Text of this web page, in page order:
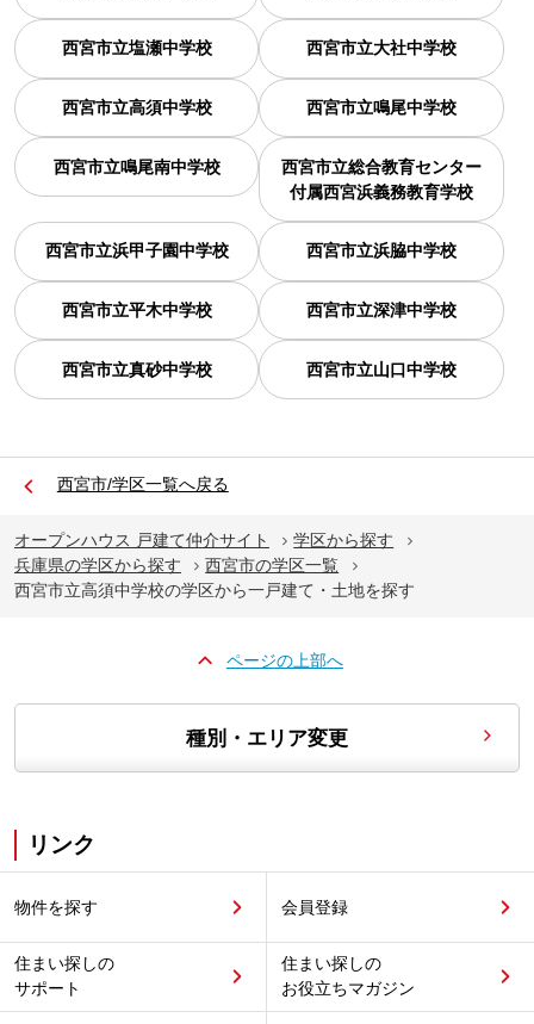
西宮市立塩瀬中学校 西宮市立大社中学校
西宮市立高須中学校 西宮市立鳴尾中学校
西宮市立鳴尾南中学校
西宮市立総合教育センター
付属西宮浜義務教育学校
西宮市立浜甲子園中学校 西宮市立浜脇中学校
西宮市立平木中学校 西宮市立深津中学校
西宮市立真砂中学校 西宮市立山口中学校
西宮市/学区一覧へ戻る
オープンハウス 戸建て仲介サイト
学区から探す
兵庫県の学区から探す
西宮市の学区一覧
西宮市立高須中学校の学区から一戸建て・土地を探す
ページの上部へ
種別・エリア変更
リンク
物件を探す 会員登録
住まい探しの
サポート
住まい探しの
お役立ちマガジン